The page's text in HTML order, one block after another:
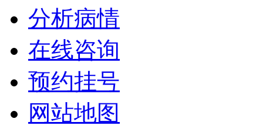
分析病情
在线咨询
预约挂号
网站地图